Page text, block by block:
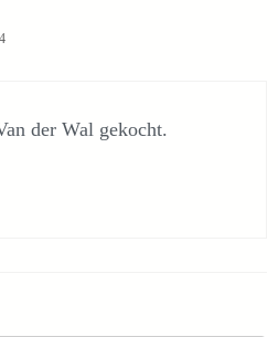
der Wal gekocht.